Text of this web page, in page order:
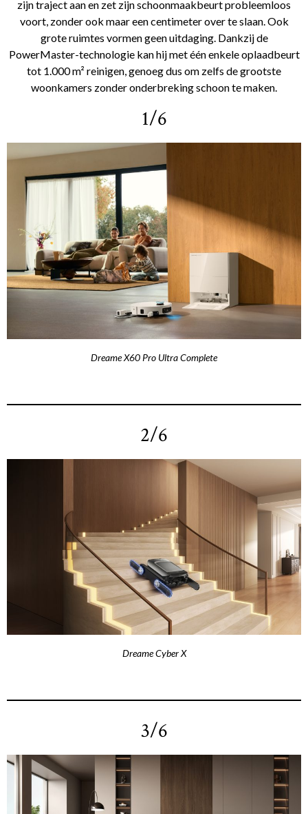
zijn traject aan en zet zijn schoonmaakbeurt probleemloos
voort, zonder ook maar een centimeter over te slaan. Ook
grote ruimtes vormen geen uitdaging. Dankzij de
PowerMaster-technologie kan hij met één enkele oplaadbeurt
tot 1.000 m² reinigen, genoeg dus om zelfs de grootste
woonkamers zonder onderbreking schoon te maken.
1/6
Dreame X60 Pro Ultra Complete
2/6
Dreame Cyber X
3/6